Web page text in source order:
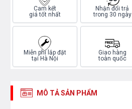
Cam kết
giá tốt nhất
Nhận đổi trả
trong 30 ngày
Miễn phí lắp đặt
tại Hà Nội
Giao hàng
toàn quốc
MÔ TẢ SẢN PHẨM